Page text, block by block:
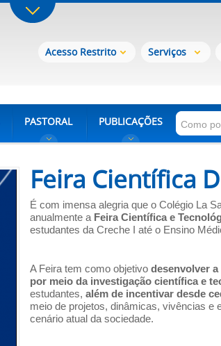
Acesso Restrito Serviços
PASTORAL PUBLICAÇÕES
Feira Científica
É com imensa alegria que o Colégio La
anualmente a Feira Científica e
estudantes da Creche I até o Ensino
A Feira tem como objetivo desenvolver
por meio da investigação científica e
estudantes, além de incentivar desde
meio de projetos, dinâmicas, vivências e
cenário atual da sociedade.